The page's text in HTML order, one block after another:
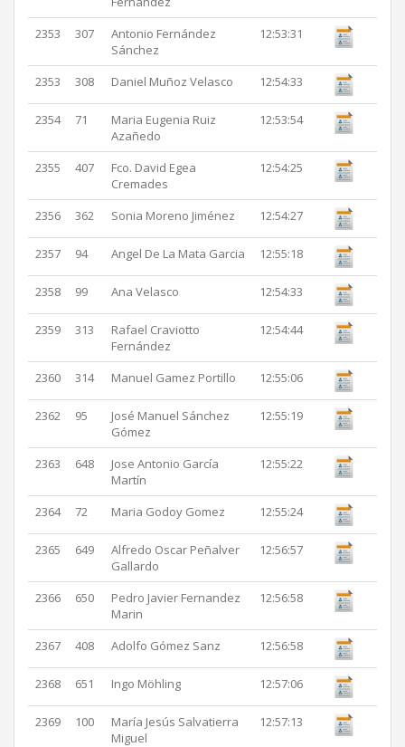
2353
307
Antonio Fernández
Sánchez
12:53:31
2353 308 Daniel Muñoz Velasco 12:54:33
2354 71
Maria Eugenia Ruiz
Azañedo
12:53:54
2355 407
Fco. David Egea
Cremades
12:54:25
2356 362 Sonia Moreno Jiménez 12:54:27
2357 94 Angel De La Mata Garcia 12:55:18
2358 99 Ana Velasco 12:54:33
2359 313
Rafael Craviotto
Fernández
12:54:44
2360 314 Manuel Gamez Portillo 12:55:06
2362 95
José Manuel Sánchez
Gómez
12:55:19
2363 648
Jose Antonio García
Martín
12:55:22
2364 72 Maria Godoy Gomez 12:55:24
2365 649
Alfredo Oscar Peñalver
Gallardo
12:56:57
2366 650
Pedro Javier Fernandez
Marin
12:56:58
2367 408 Adolfo Gómez Sanz 12:56:58
2368 651 Ingo Möhling 12:57:06
2369 100
María Jesús Salvatierra
Miguel
12:57:13